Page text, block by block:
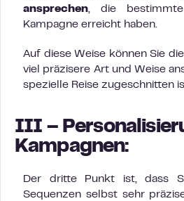
ansprechen, die
Kampagne erreicht haben.
Auf diese Weise können Sie
viel präzisere Art und Weise
spezielle Reise zugeschnitten
III –
Kampagnen:
Der dritte Punkt ist, dass
Sequenzen selbst sehr